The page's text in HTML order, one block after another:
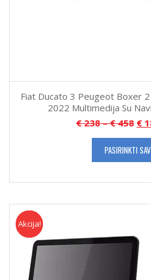
Fiat Ducato 3 Peugeot Boxer
2022 Multimedija Su
€238–€458 €
PASIRINKTI
Akcija
Akcija!